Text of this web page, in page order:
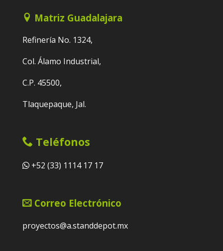
Matriz Guadalajara
Refinería No. 1324,
Col. Álamo Industrial,
C.P. 45500,
Tlaquepaque, Jal.
Teléfonos
+52 (33) 1114 17 17
Correo Electrónico
proyectos@a.standdepot.mx